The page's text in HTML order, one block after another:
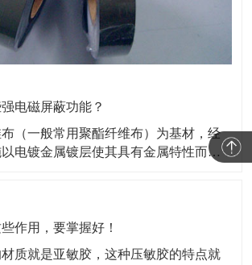
电磁屏蔽功能？
（一般常用聚酯纤维布）为基材，经
电镀金属镀层使其具有金属特性而成
以，这种材料到底是如何屏蔽电磁信
蔽性的因素及工艺在电磁信号的屏蔽
作用，要掌握好！
质就是亚敏胶，这种压敏胶的特点就